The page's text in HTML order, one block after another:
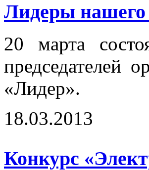
Лидеры нашего
20 марта
председателей
«Лидер».
18.03.2013
Конкурс